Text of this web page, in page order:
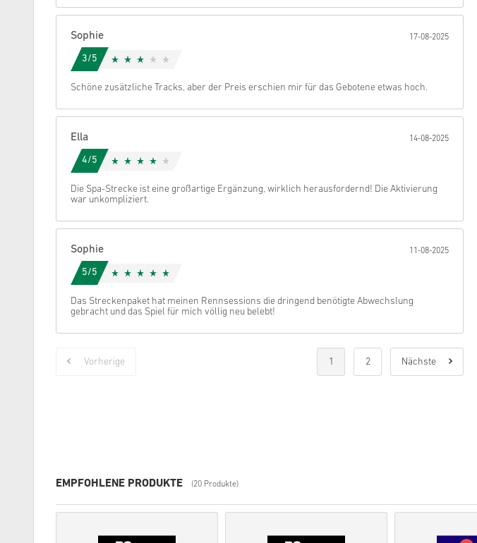
Sophie 17-08-2025
3/5
Schöne zusätzliche Tracks, aber der Preis erschien mir für das Gebotene etwas hoch.
Ella 14-08-2025
4/5
Die Spa-Strecke ist eine großartige Ergänzung, wirklich herausfordernd! Die Aktivierung
war unkompliziert.
Sophie 11-08-2025
5/5
Das Streckenpaket hat meinen Rennsessions die dringend benötigte Abwechslung
gebracht und das Spiel für mich völlig neu belebt!
Vorherige 1 2 Nächste
EMPFOHLENE PRODUKTE (20 Produkte)